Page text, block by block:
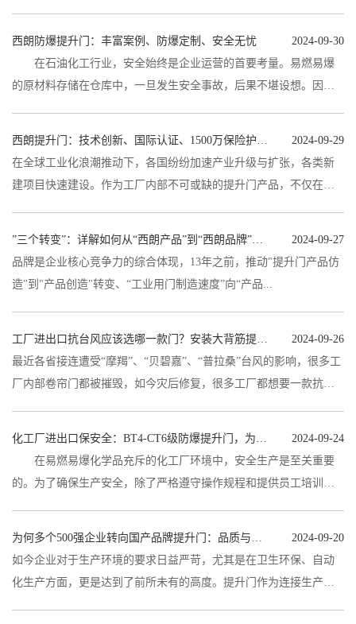
西朗防爆提升门：丰富案例、防爆定制、安全无忧
2024-09-30
在石油化工行业，安全始终是企业运营的首要考量。易燃易爆
的原材料存储在仓库中，一旦发生安全事故，后果不堪设想。因
西朗提升门：技术创新、国际认证、1500万保险护航、优质之选
2024-09-29
在全球工业化浪潮推动下，各国纷纷加速产业升级与扩张，各类新
建项目快速建设。作为工厂内部不可或缺的提升门产品，不仅在国
”三个转变”：详解如何从“西朗产品”到“西朗品牌”的发展之路
2024-09-27
品牌是企业核心竞争力的综合体现，13年之前，推动"提升门产品仿
造"到"产品创造"转变、“工业用门制造速度”向“产品...
工厂进出口抗台风应该选哪一款门？安装大背筋提升门轻松抗风12级
2024-09-26
最近各省接连遭受“摩羯”、“贝碧嘉”、“普拉桑”台风的影响，很多工
厂内部卷帘门都被摧毁，如今灾后修复，很多工厂都想要一款抗风
化工厂进出口保安全：BT4-CT6级防爆提升门，为您工厂保驾护航
2024-09-24
在易燃易爆化学品充斥的化工厂环境中，安全生产是至关重要
的。为了确保生产安全，除了严格遵守操作规程和提供员工培训
为何多个500强企业转向国产品牌提升门：品质与服务的双重胜利
2024-09-20
如今企业对于生产环境的要求日益严苛，尤其是在卫生环保、自动
化生产方面，更是达到了前所未有的高度。提升门作为连接生产区